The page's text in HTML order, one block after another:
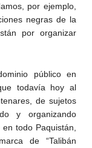
por ejemplo,
negras de la
por organizar
público en
todavía hoy al
de sujetos
y organizando
todo Paquistán,
de “Talibán